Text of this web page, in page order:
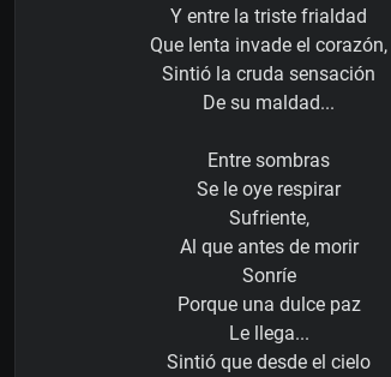
Y entre la triste frialdad
Que lenta invade el corazón,
Sintió la cruda sensación
De su maldad...
Entre sombras
Se le oye respirar
Sufriente,
Al que antes de morir
Sonríe
Porque una dulce paz
Le llega...
Sintió que desde el cielo